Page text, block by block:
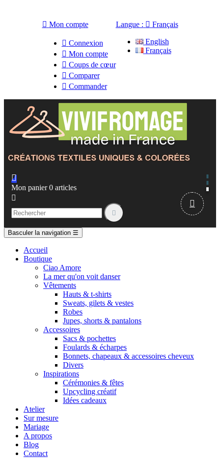
 Mon compte
 Connexion
 Mon compte
 Coups de cœur
 Comparer
 Commander
Langue :  Français
English
Français

Mon panier 0 articles



Basculer la navigation ☰
Accueil
Boutique
Ciao Amore
La mer qu'on voit danser
Vêtements
Hauts & t-shirts
Sweats, gilets & vestes
Robes
Jupes, shorts & pantalons
Accessoires
Sacs & pochettes
Foulards & écharpes
Bonnets, chapeaux & accessoires cheveux
Divers
Inspirations
Cérémonies & fêtes
Upcycling créatif
Idées cadeaux
Atelier
Sur mesure
Mariage
A propos
Blog
Contact